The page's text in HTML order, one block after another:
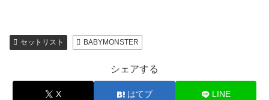
セットリスト BABYMONSTER
シェアする
X はてブ LINE